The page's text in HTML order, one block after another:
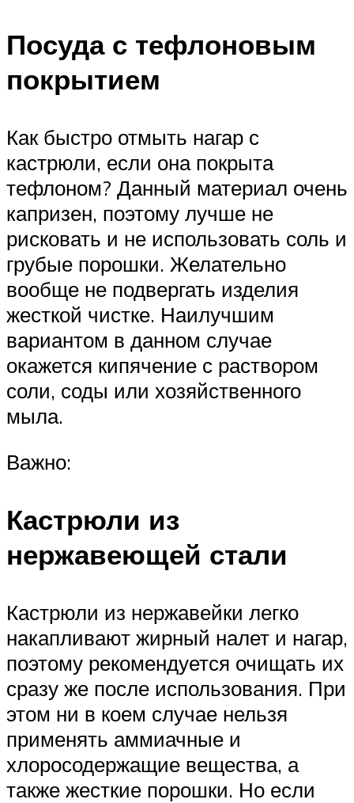
Посуда с тефлоновым
покрытием
Как быстро отмыть нагар с
кастрюли, если она покрыта
тефлоном? Данный материал очень
капризен, поэтому лучше не
рисковать и не использовать соль и
грубые порошки. Желательно
вообще не подвергать изделия
жесткой чистке. Наилучшим
вариантом в данном случае
окажется кипячение с раствором
соли, соды или хозяйственного
мыла.
Важно:
Кастрюли из
нержавеющей стали
Кастрюли из нержавейки легко
накапливают жирный налет и нагар,
поэтому рекомендуется очищать их
сразу же после использования. При
этом ни в коем случае нельзя
применять аммиачные и
хлоросодержащие вещества, а
также жесткие порошки. Но если